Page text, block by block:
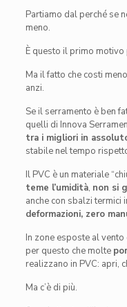
Partiamo dal perché se
meno.
È questo il primo
Ma il fatto che costi meno
anzi.
Se il serramento è ben
quelli di Innova
tra i migliori in
stabile nel tempo
Il PVC è un materiale
teme l’umidità, non si
anche con sbalzi
deformazioni, zero
In zone esposte al
per questo che molte
realizzano in PVC: apri,
Ma c’è di più.